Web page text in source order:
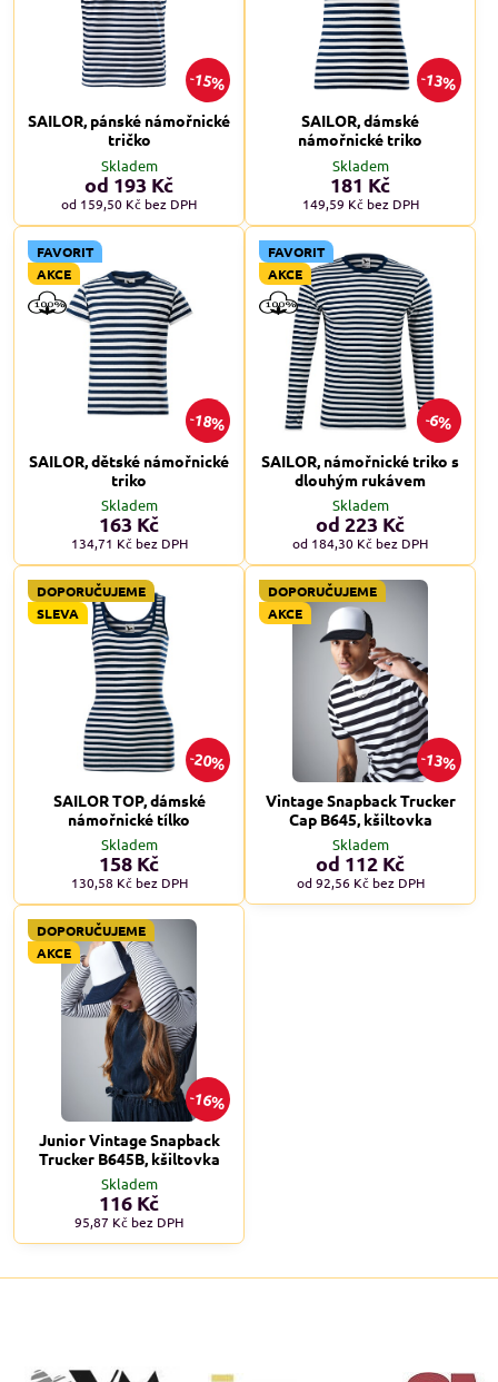
15%
SAILOR, pánské námořnické
tričko
Skladem
od 193 Kč
od 159,50 Kč bez DPH
13%
SAILOR, dámské
námořnické triko
Skladem
181 Kč
149,59 Kč bez DPH
18%
FAVORIT
AKCE
SAILOR, dětské námořnické
triko
Skladem
163 Kč
134,71 Kč bez DPH
6%
FAVORIT
AKCE
SAILOR, námořnické triko s
dlouhým rukávem
Skladem
od 223 Kč
od 184,30 Kč bez DPH
20%
DOPORUČUJEME
SLEVA
SAILOR TOP, dámské
námořnické tílko
Skladem
158 Kč
130,58 Kč bez DPH
13%
DOPORUČUJEME
AKCE
Vintage Snapback Trucker
Cap B645, kšiltovka
Skladem
od 112 Kč
od 92,56 Kč bez DPH
16%
DOPORUČUJEME
AKCE
Junior Vintage Snapback
Trucker B645B, kšiltovka
Skladem
116 Kč
95,87 Kč bez DPH